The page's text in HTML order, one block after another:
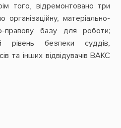
того, відремонтовано три
організаційну, матеріально-
правову базу для роботи;
рівень безпеки суддів,
та інших відвідувачів ВАКС